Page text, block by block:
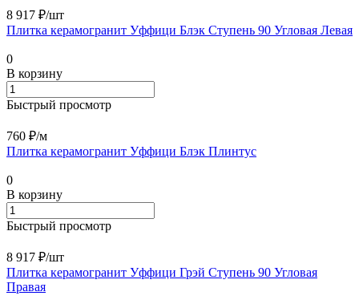
8 917 ₽/шт
Плитка керамогранит Уффици Блэк Ступень 90 Угловая Левая
0
В корзину
Быстрый просмотр
760 ₽/м
Плитка керамогранит Уффици Блэк Плинтус
0
В корзину
Быстрый просмотр
8 917 ₽/шт
Плитка керамогранит Уффици Грэй Ступень 90 Угловая
Правая